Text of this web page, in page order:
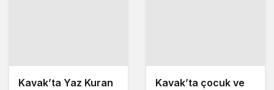
Kavak’ta Yaz Kuran
Kavak’ta çocuk ve